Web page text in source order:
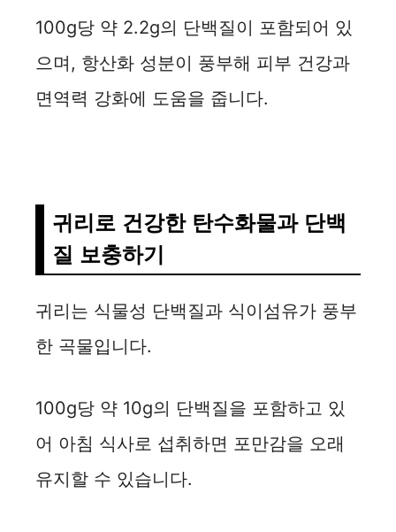
100g당 약 2.2g의 단백질이 포함되어 있
으며, 항산화 성분이 풍부해 피부 건강과
면역력 강화에 도움을 줍니다.
귀리로 건강한 탄수화물과 단백
질 보충하기
귀리는 식물성 단백질과 식이섬유가 풍부
한 곡물입니다.
100g당 약 10g의 단백질을 포함하고 있
어 아침 식사로 섭취하면 포만감을 오래
유지할 수 있습니다.